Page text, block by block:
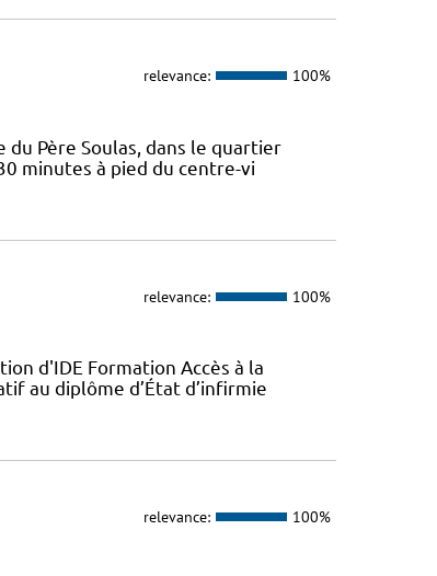
relevance: 100%
Père Soulas, dans le quartier
minutes à pied du centre-vi
relevance: 100%
d'IDE Formation Accès à la
au diplôme d’État d’infirmie
relevance: 100%